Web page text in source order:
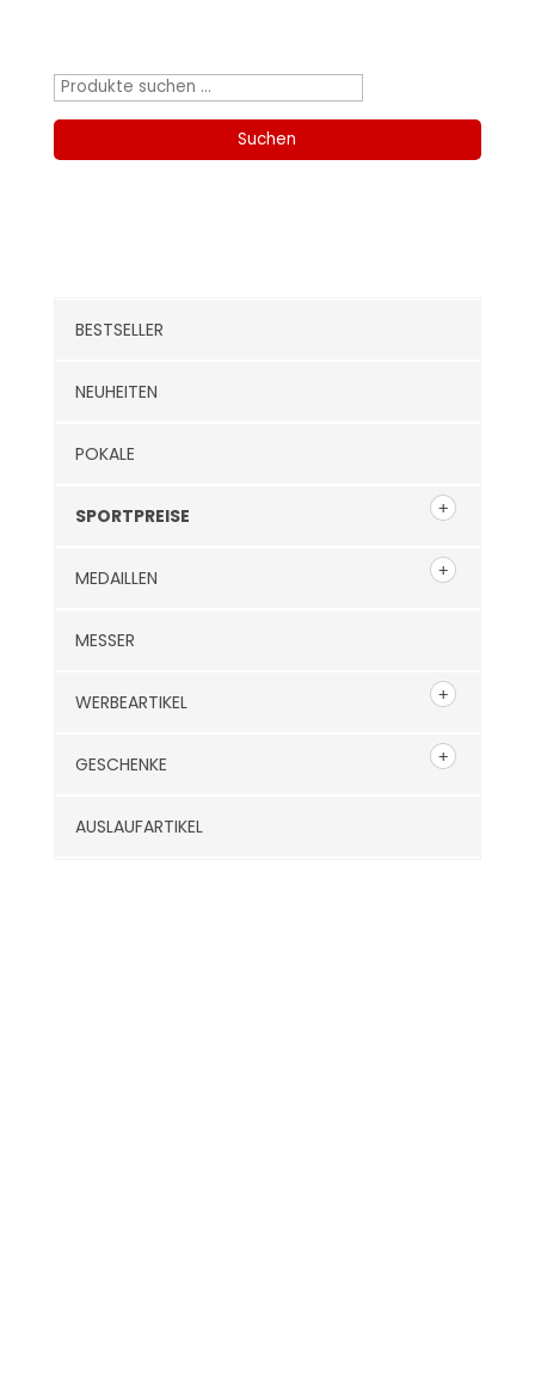
Suchen
Suchen
BESTSELLER
NEUHEITEN
POKALE
SPORTPREISE
MEDAILLEN
MESSER
WERBEARTIKEL
GESCHENKE
AUSLAUFARTIKEL